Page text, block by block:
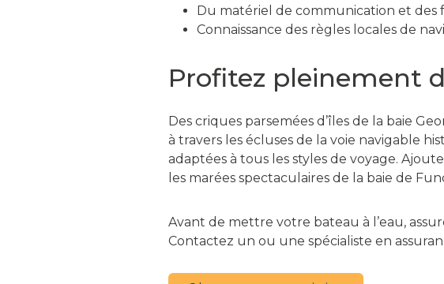
Du matériel de communication et des
Connaissance des règles locales de
Profitez pleinement
Des criques parsemées d’îles de la baie
à travers les écluses de la voie navigable
adaptées à tous les styles de voyage.
les marées spectaculaires de la baie de
Avant de mettre votre bateau à l’eau,
Contactez un ou une spécialiste en